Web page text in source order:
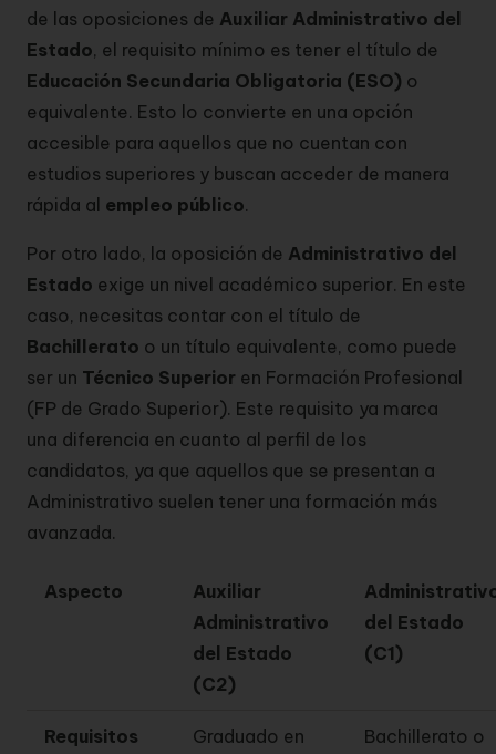
de las oposiciones de Auxiliar Administrativo del
Estado, el requisito mínimo es tener el título de
Educación Secundaria Obligatoria (ESO) o
equivalente. Esto lo convierte en una opción
accesible para aquellos que no cuentan con
estudios superiores y buscan acceder de manera
rápida al empleo público.
Por otro lado, la oposición de Administrativo del
Estado exige un nivel académico superior. En este
caso, necesitas contar con el título de
Bachillerato o un título equivalente, como puede
ser un Técnico Superior en Formación Profesional
(FP de Grado Superior). Este requisito ya marca
una diferencia en cuanto al perfil de los
candidatos, ya que aquellos que se presentan a
Administrativo suelen tener una formación más
avanzada.
Aspecto
Auxiliar
Administrativo
del Estado
(C2)
del Estado
(C1)
Requisitos
Graduado en
Bachillerato o